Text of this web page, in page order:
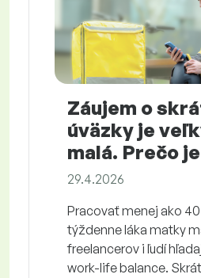
Záujem o
úväzky je
malá. Prečo
29.4.2026
Pracovať menej ako
týždenne láka matky
freelancerov i ľudí
work-life balance.